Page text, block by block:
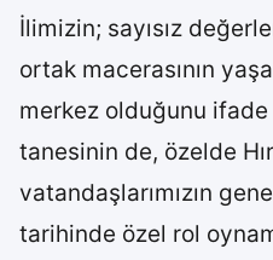
İlimizin; sayısız
ortak macerasının
merkez olduğunu
tanesinin de, özelde
vatandaşlarımızın
tarihinde özel rol